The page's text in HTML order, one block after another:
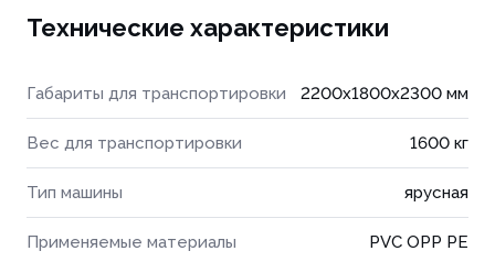
Технические характеристики
Габариты для транспортировки 2200x1800x2300 мм
Вес для транспортировки 1600 кг
Тип машины ярусная
Применяемые материалы PVC OPP PE